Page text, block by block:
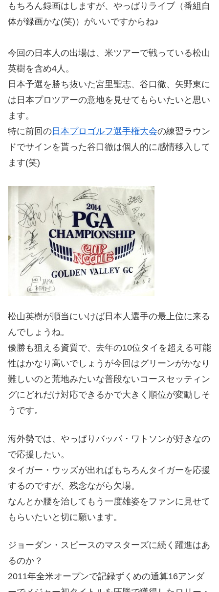
もちろん録画はしますが、やっぱりライブ（番組自
体が録画かな(笑)）がいいですからね♪
今回の日本人の出場は、米ツアーで戦っている松山
英樹を含め4人。
日本予選を勝ち抜いた宮里聖志、谷口徹、矢野東に
は日本プロツアーの意地を見せてもらいたいと思い
ます。
特に前回の 日本プロゴルフ選手権大会の練習ラウン
ドでサインを貰った谷口徹は個人的に感情移入して
ます(笑)
松山英樹が順当にいけば日本人選手の最上位に来る
んでしょうね。
優勝も狙える資質で、去年の10位タイを超える可能
性はかなり高いでしょうが今回はグリーンがかなり
難しいのと荒地みたいな普段ないコースセッティン
グにどれだけ対応できるかで大きく順位が変動しそ
うです。
海外勢では、やっぱりバッバ・ワトソンが好きなの
で応援したい。
タイガー・ウッズが出ればもちろんタイガーを応援
するのですが、残念ながら欠場。
なんとか腰を治してもう一度雄姿をファンに見せて
もらいたいと切に願います。
ジョーダン・スピースのマスターズに続く躍進はあ
るのか？
2011年全米オープンで記録ずくめの通算16アンダ